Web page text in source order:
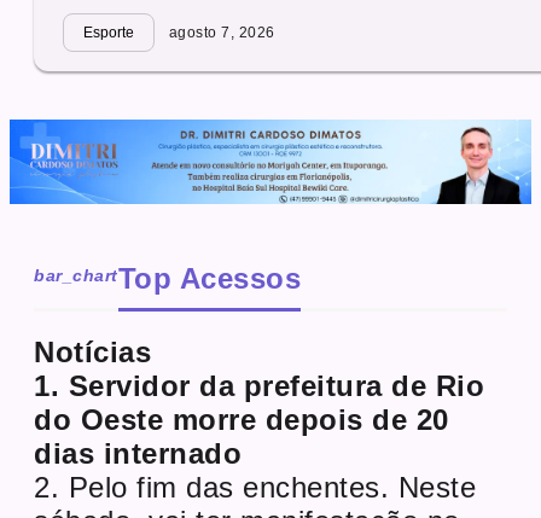
Esporte agosto 7, 2026
bar_chartTop Acessos
Notícias
1. Servidor da prefeitura de Rio
do Oeste morre depois de 20
dias internado
2. Pelo fim das enchentes. Neste